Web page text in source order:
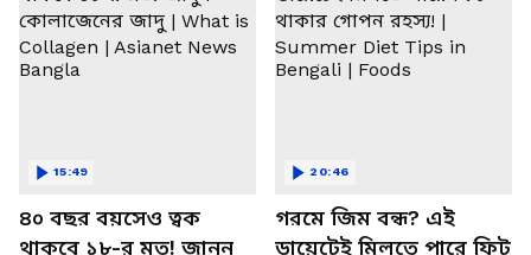
৪০ বছর বয়সেও ত্বক
থাকবে ১৮-র মত! জানুন
15:49
গরমে জিম বন্ধ? এই
ডায়েটেই মিলতে পারে ফিট
20:46